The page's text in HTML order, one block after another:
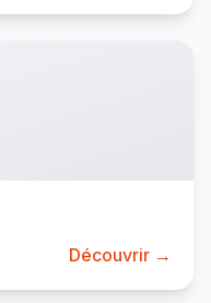
Découvrir →